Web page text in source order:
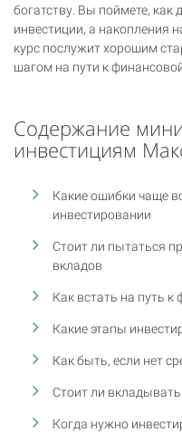
богатству. Вы поймете, как
инвестиции, а накопления
курс послужит хорошим
шагом на пути к
Содержание
инвестициям
Какие ошибки чаще
инвестировании
Стоит ли пытаться
вкладов
Как встать на путь
Какие этапы
Как быть, если нет
Стоит ли
Когда нужно